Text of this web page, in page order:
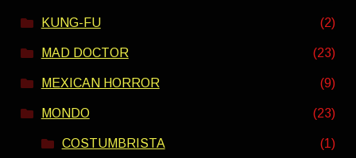
KUNG-FU (2)
MAD DOCTOR (23)
MEXICAN HORROR (9)
MONDO (23)
COSTUMBRISTA (1)